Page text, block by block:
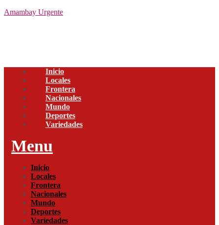
Amambay Urgente
Inicio
Locales
Frontera
Nacionales
Mundo
Deportes
Variedades
Menu
Inicio
Locales
Frontera
Nacionales
Mundo
Deportes
Variedades